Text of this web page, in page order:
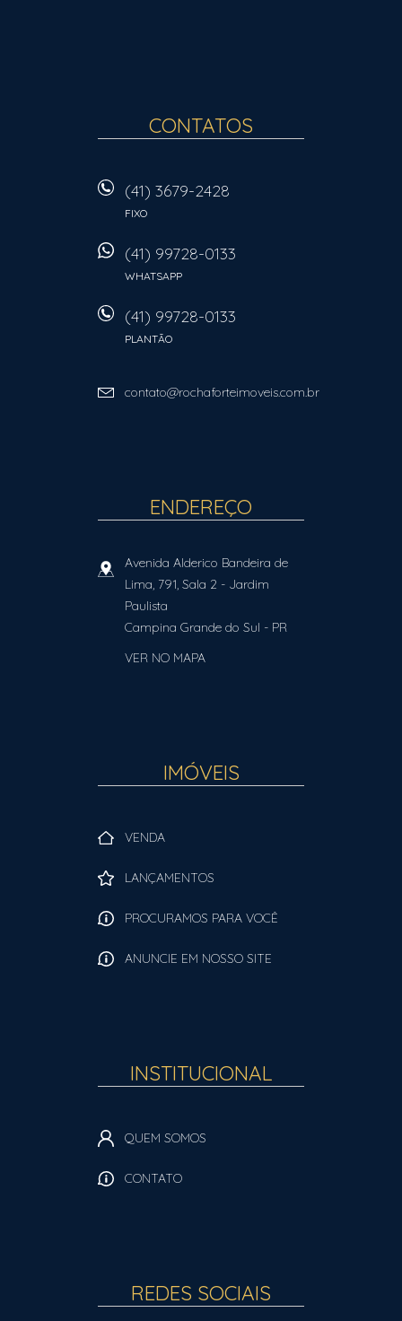
CONTATOS
(41) 3679-2428
FIXO
(41) 99728-0133
WHATSAPP
(41) 99728-0133
PLANTÃO
contato@rochaforteimoveis.com.br
ENDEREÇO
Avenida Alderico Bandeira de
Lima, 791, Sala 2 - Jardim
Paulista
Campina Grande do Sul - PR
VER NO MAPA
IMÓVEIS
VENDA
LANÇAMENTOS
PROCURAMOS PARA VOCÊ
ANUNCIE EM NOSSO SITE
INSTITUCIONAL
QUEM SOMOS
CONTATO
REDES SOCIAIS